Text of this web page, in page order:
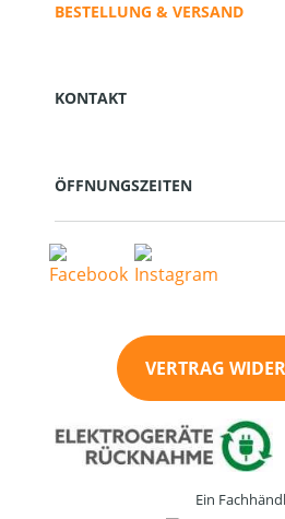
BESTELLUNG & VERSAND
KONTAKT
ÖFFNUNGSZEITEN
VERTRAG
Ein